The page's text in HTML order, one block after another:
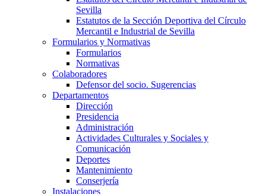
Sevilla
Estatutos de la Sección Deportiva del Círculo
Mercantil e Industrial de Sevilla
Formularios y Normativas
Formularios
Normativas
Colaboradores
Defensor del socio. Sugerencias
Departamentos
Dirección
Presidencia
Administración
Actividades Culturales y Sociales y
Comunicación
Deportes
Mantenimiento
Conserjería
Instalaciones